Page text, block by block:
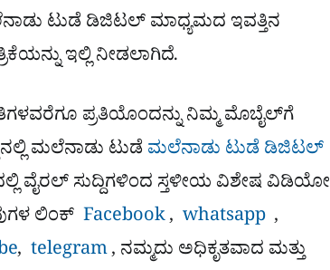
ಟುಡೆ ಡಿಜಿಟಲ್ ಮಾಧ್ಯಮದ ಇವತ್ತಿನ
ಇಲ್ಲಿ ನೀಡಲಾಗಿದೆ.
ಪ್ರತಿಯೊಂದನ್ನು ನಿಮ್ಮ ಮೊಬೈಲ್​ಗೆ
ಮಲೆನಾಡು ಟುಡೆ ಮಲೆನಾಡು ಟುಡೆ ಡಿಜಿಟಲ್
ಸುದ್ದಿಗಳಿಂದ ಸ್ತಳೀಯ ವಿಶೇಷ ವಿಡಿಯೋ
ಲಿಂಕ್ Facebook, whatsapp ,
, telegram, ನಮ್ಮದು ಅಧಿಕೃತವಾದ ಮತ್ತು